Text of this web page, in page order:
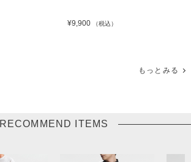
¥9,900 （税込）
もっとみる
RECOMMEND ITEMS